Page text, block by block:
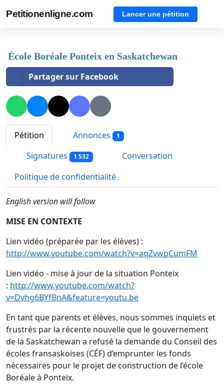
Petitionenligne.com Lancer une pétition
École Boréale Ponteix en Saskatchewan
Partager sur Facebook
Pétition Annonces 1
Signatures 1 532
Conversation
Politique de confidentialité
English version will follow
MISE EN CONTEXTE
Lien vidéo (préparée par les élèves) :
http://www.youtube.com/watch?v=aqZvwpCumFM
Lien vidéo - mise à jour de la situation Ponteix
: http://www.youtube.com/watch?
v=Dvhg6BYfBnA&feature=youtu.be
En tant que parents et élèves, nous sommes inquiets et
frustrés par la récente nouvelle que le gouvernement
de la Saskatchewan a refusé la demande du Conseil des
écoles fransaskoises (CÉF) d’emprunter les fonds
nécessaires pour le projet de construction de l’école
Boréale à Ponteix.